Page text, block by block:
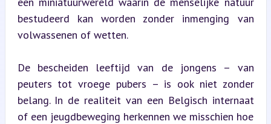
bestudeerd kan worden zonder inmenging van
volwassenen of wetten.
De bescheiden leeftijd van de jongens – van
peuters tot vroege pubers – is ook niet zonder
belang. In de realiteit van een Belgisch internaat
of een jeugdbeweging herkennen we misschien hoe